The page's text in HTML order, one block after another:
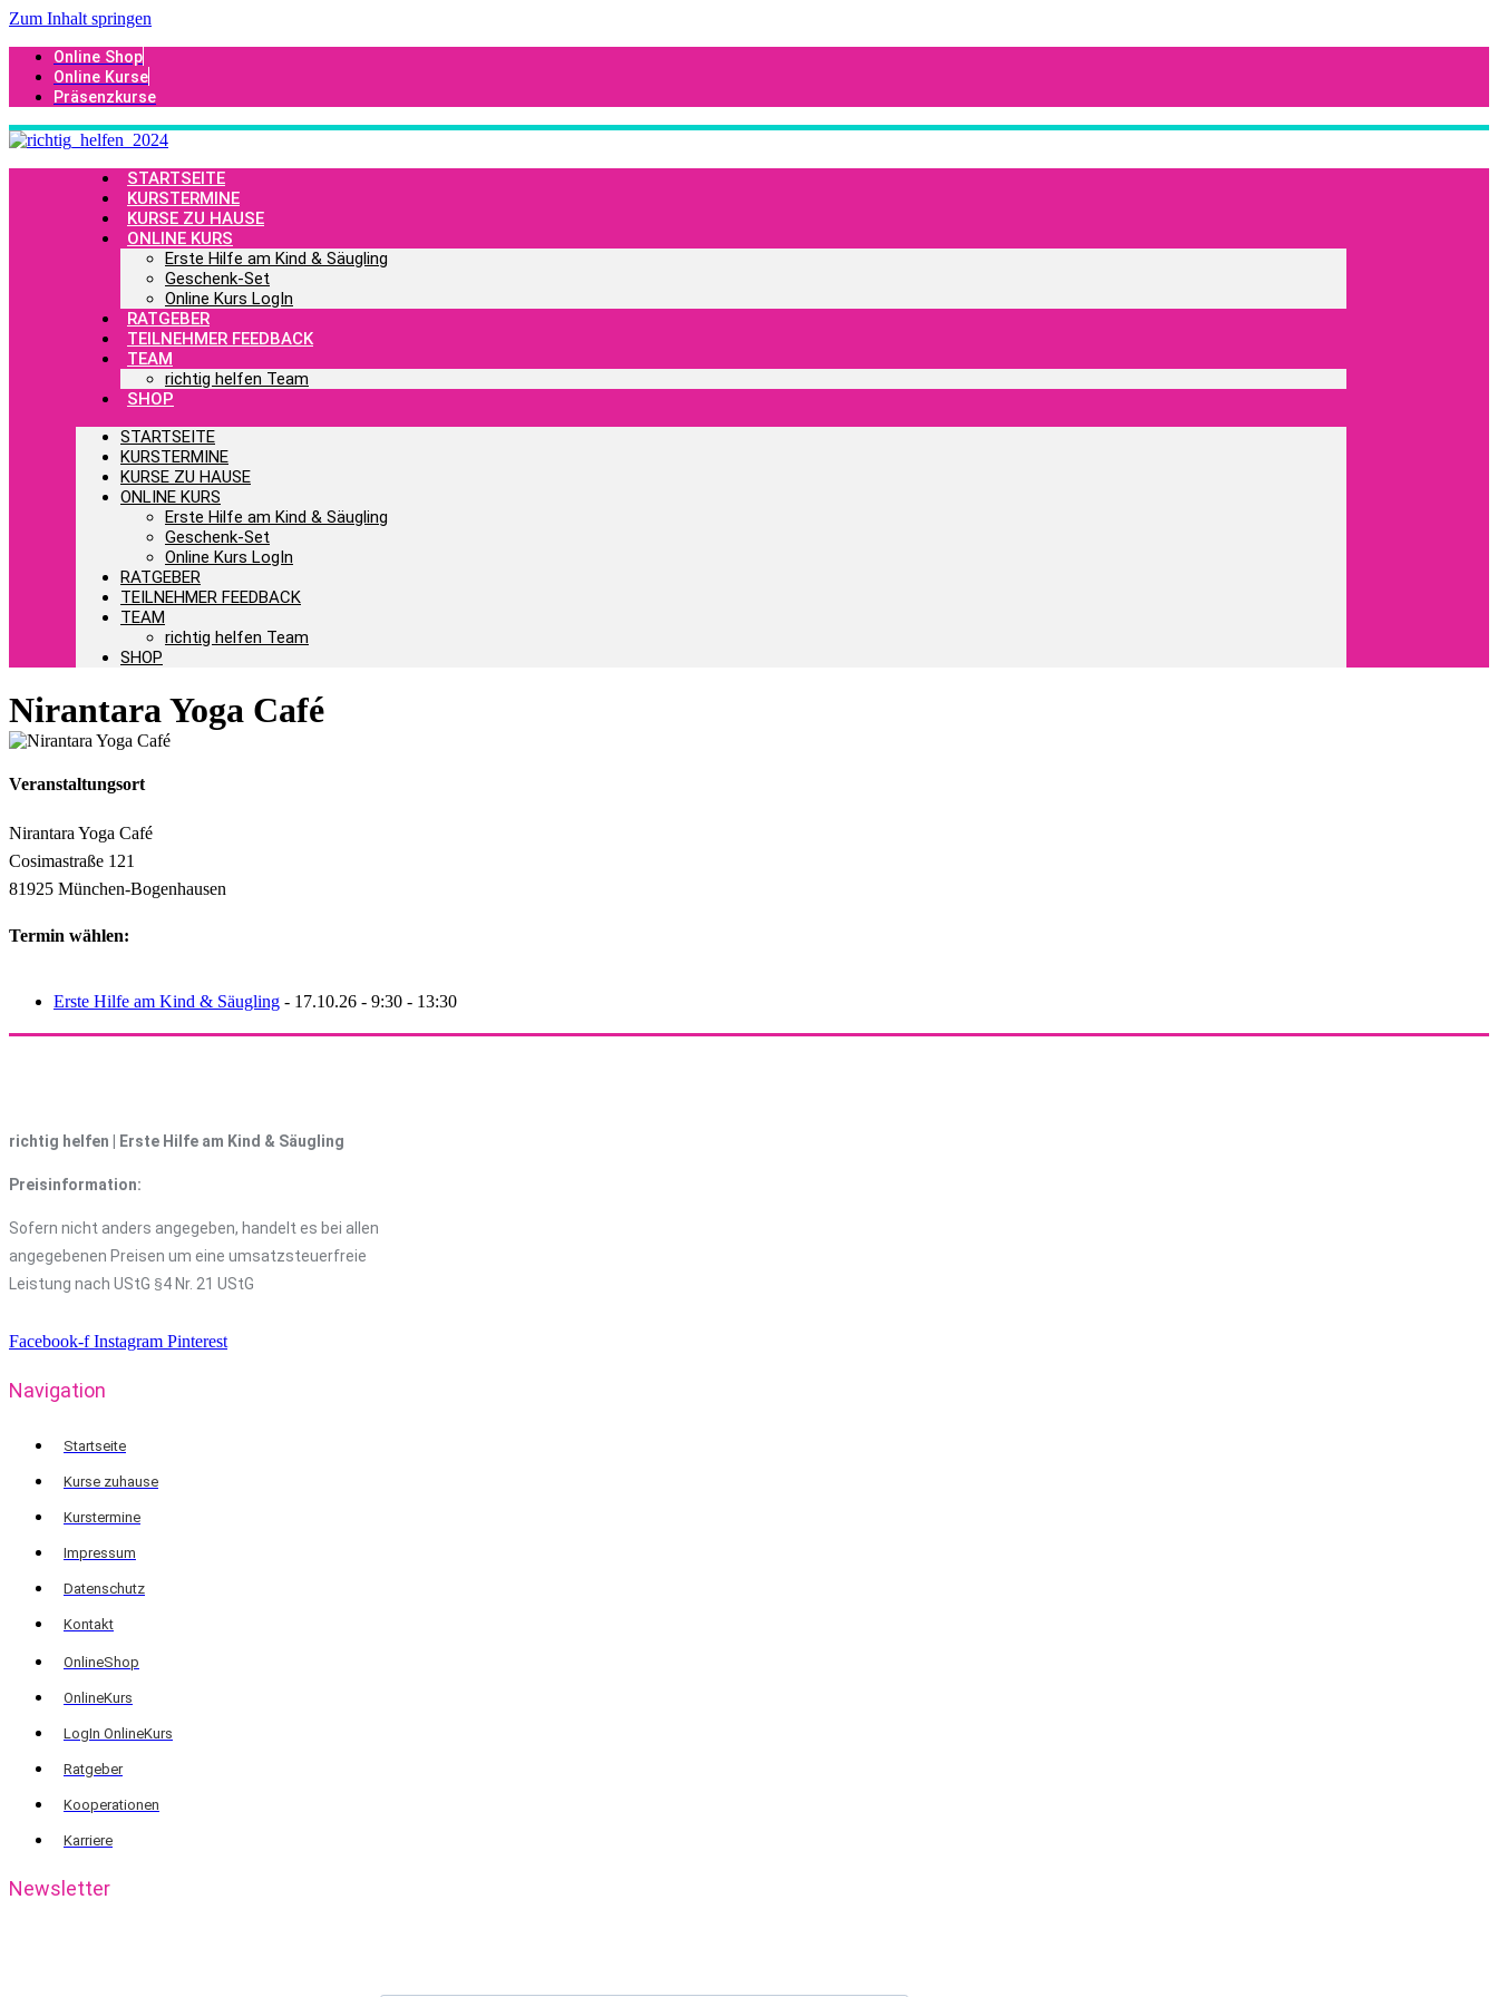
Zum Inhalt springen
Online Shop
Online Kurse
Präsenzkurse
STARTSEITE
KURSTERMINE
KURSE ZU HAUSE
ONLINE KURS
Erste Hilfe am Kind & Säugling
Geschenk-Set
Online Kurs LogIn
RATGEBER
TEILNEHMER FEEDBACK
TEAM
richtig helfen Team
SHOP
STARTSEITE
KURSTERMINE
KURSE ZU HAUSE
ONLINE KURS
Erste Hilfe am Kind & Säugling
Geschenk-Set
Online Kurs LogIn
RATGEBER
TEILNEHMER FEEDBACK
TEAM
richtig helfen Team
SHOP
Nirantara Yoga Café
Veranstaltungsort
Nirantara Yoga Café
Cosimastraße 121
81925 München-Bogenhausen
Termin wählen:
Erste Hilfe am Kind & Säugling - 17.10.26 - 9:30 - 13:30
richtig helfen | Erste Hilfe am Kind & Säugling
Preisinformation:
Sofern nicht anders angegeben, handelt es bei allen
angegebenen Preisen um eine umsatzsteuerfreie
Leistung nach UStG §4 Nr. 21 UStG
Facebook-f Instagram Pinterest
Navigation
Startseite
Kurse zuhause
Kurstermine
Impressum
Datenschutz
Kontakt
OnlineShop
OnlineKurs
LogIn OnlineKurs
Ratgeber
Kooperationen
Karriere
Newsletter